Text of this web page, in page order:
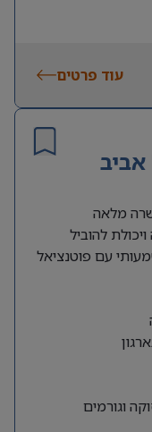
עוד פרטים
מלאה
להוביל
עם פוטנציאל
וגורמים